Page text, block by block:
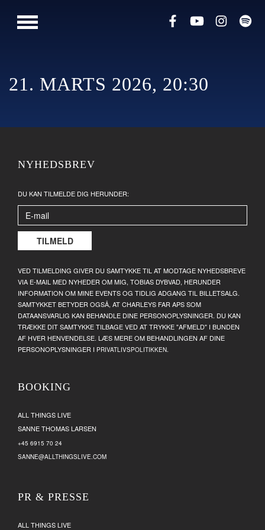
PRESSE
LIVESHOWS
21. MARTS 2026, 20:30
NYHEDSBREV
DU KAN TILMELDE DIG HERUNDER:
VED TILMELDING GIVER DU SAMTYKKE TIL AT MODTAGE NYHEDSBREVE
VIA E-MAIL MED NYHEDER OM MIG, TOBIAS DYBVAD, HERUNDER
INFORMATION OM MINE EVENTS OG TIDLIG ADGANG TIL BILLETSALG.
SAMTYKKET BETYDER OGSÅ, AT CHARLEYS FAR APS SOM
DATAANSVARLIG KAN BEHANDLE DINE PERSONOPLYSNINGER. DU KAN
TRÆKKE DIT SAMTYKKE TILBAGE VED AT TRYKKE "AFMELD" I BUNDEN
AF HVER HENVENDELSE. LÆS MERE OM BEHANDLINGEN AF DINE
PERSONOPLYSNINGER I PRIVATLIVSPOLITIKKEN.
BOOKING
ALL THINGS LIVE
SANNE THOMAS LARSEN
+45 6915 70 24
SANNE@ALLTHINGSLIVE.COM
PR & PRESSE
ALL THINGS LIVE